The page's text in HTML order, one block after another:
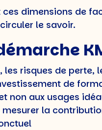
dimensions de
le savoir.
risques de perte,
de
non aux usages
la